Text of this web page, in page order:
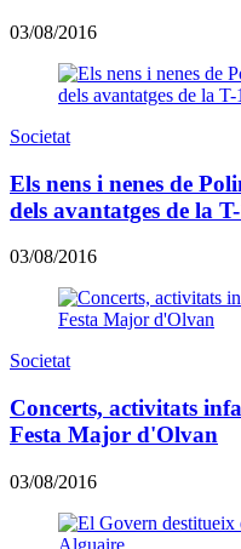
03/08/2016
Societat
​Els nens i nenes de
dels avantatges de la
03/08/2016
Societat
Concerts, activitats
Festa Major d'Olvan
03/08/2016